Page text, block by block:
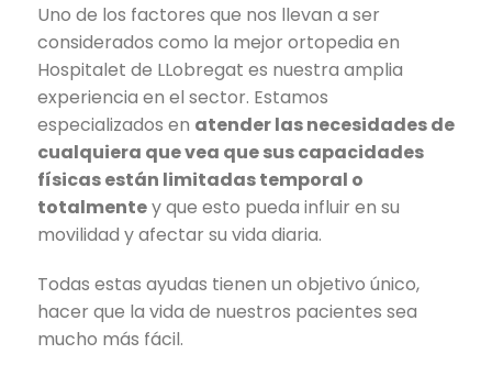
Uno de los factores que nos llevan a ser
considerados como la mejor ortopedia en
Hospitalet de LLobregat es nuestra amplia
experiencia en el sector. Estamos
especializados en atender las necesidades de
cualquiera que vea que sus capacidades
físicas están limitadas temporal o
totalmentey que esto pueda influir en su
movilidad y afectar su vida diaria.
Todas estas ayudas tienen un objetivo único,
hacer que la vida de nuestros pacientes sea
mucho más fácil.